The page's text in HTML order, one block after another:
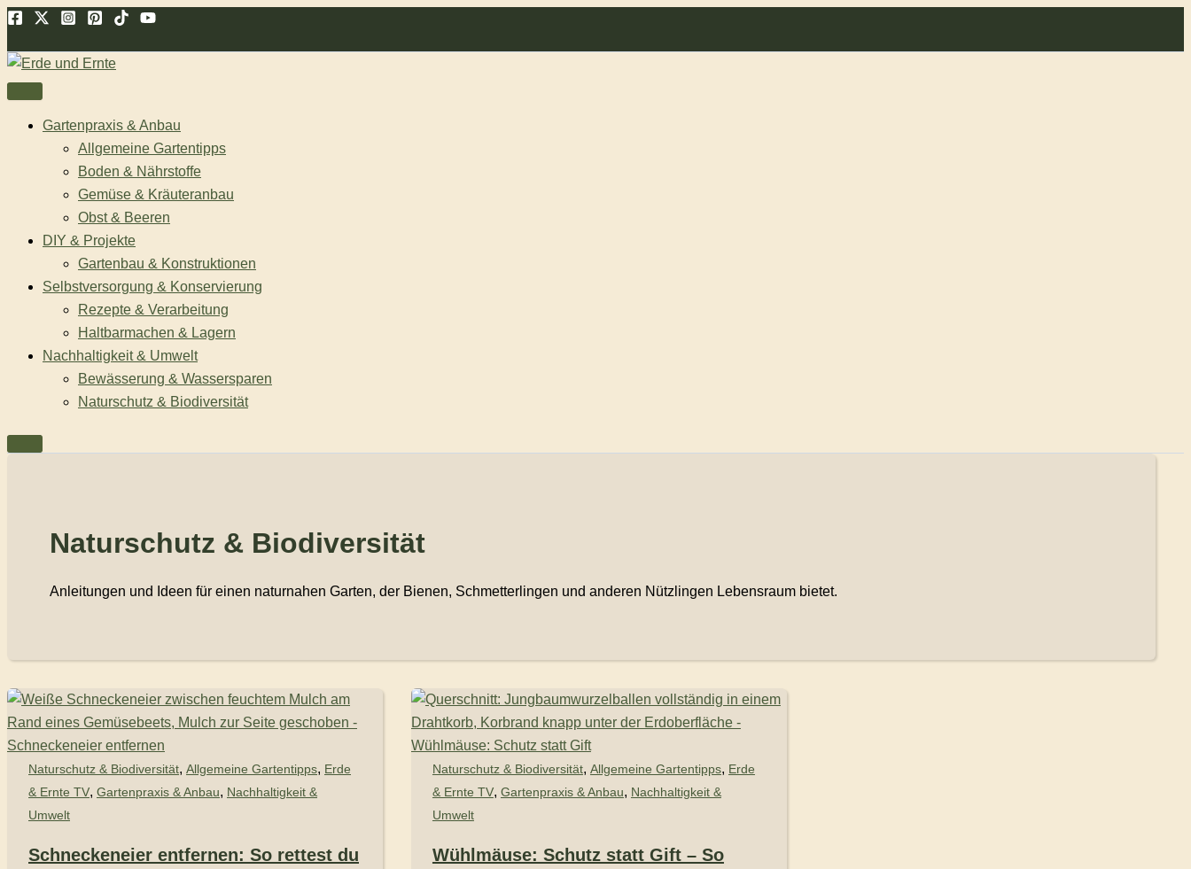
Zum
springen
Gartenpraxis & Anbau
Allgemeine Gartentipps
Boden & Nährstoffe
Gemüse & Kräuteranbau
Obst & Beeren
DIY & Projekte
Gartenbau & Konstruktionen
Selbstversorgung & Konservierung
Rezepte & Verarbeitung
Haltbarmachen & Lagern
Nachhaltigkeit & Umwelt
Bewässerung & Wassersparen
Naturschutz & Biodiversität
Naturschutz & Biodiversität
Anleitungen und Ideen für einen naturnahen Garten, der Bienen, Schmetterlingen und anderen Nützlingen Lebensraum bietet.
Naturschutz & Biodiversität, Allgemeine Gartentipps, Erde
& Ernte TV, Gartenpraxis & Anbau, Nachhaltigkeit &
Umwelt
Schneckeneier entfernen: So rettest du
Naturschutz & Biodiversität, Allgemeine Gartentipps, Erde
& Ernte TV, Gartenpraxis & Anbau, Nachhaltigkeit &
Umwelt
Wühlmäuse: Schutz statt Gift – So